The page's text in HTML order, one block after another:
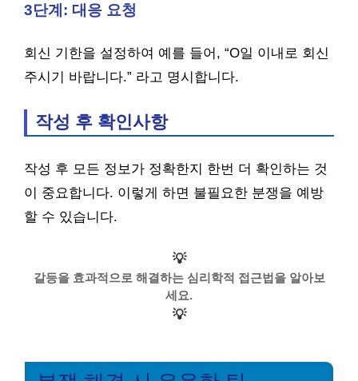
3단계: 대응 요청
회신 기한을 설정하여 예를 들어, “O일 이내로 회신
주시기 바랍니다.” 라고 명시합니다.
작성 후 확인사항
작성 후 모든 정보가 정확한지 한번 더 확인하는 것
이 중요합니다. 이렇게 하면 불필요한 분쟁을 예방
할 수 있습니다.
💡
갈등을 효과적으로 해결하는 심리학적 접근법을 알아보
세요.
💡